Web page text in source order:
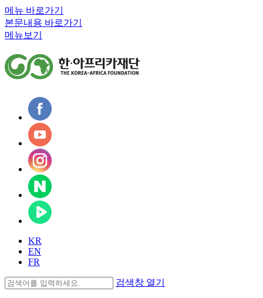
메뉴 바로가기
본문내용 바로가기
메뉴보기
KR
EN
FR
검색창 열기